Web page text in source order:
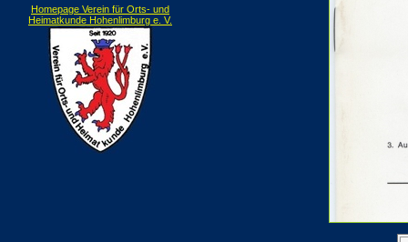
Homepage Verein für Orts- und
Heimatkunde Hohenlimburg e. V.